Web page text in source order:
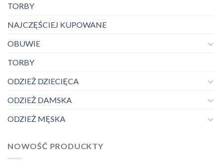
TORBY
NAJCZĘŚCIEJ KUPOWANE
OBUWIE
TORBY
ODZIEŻ DZIECIĘCA
ODZIEŻ DAMSKA
ODZIEŻ MĘSKA
NOWOŚĆ PRODUCKTY